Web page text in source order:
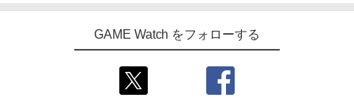
GAME Watch をフォローする